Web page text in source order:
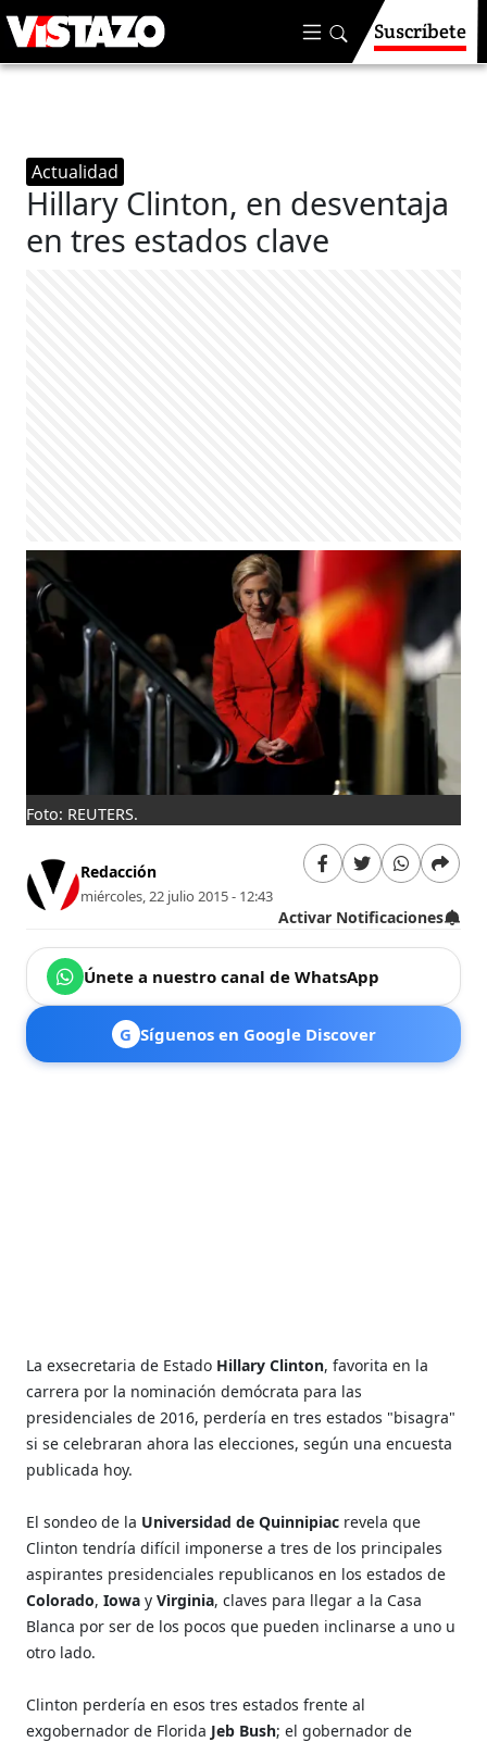
Suscríbete
Actualidad
Hillary Clinton, en desventaja
en tres estados clave
Foto: REUTERS.
Redacción
miércoles, 22 julio 2015 - 12:43
Activar Notificaciones
Únete a nuestro canal de WhatsApp
G Síguenos en Google Discover
La exsecretaria de Estado Hillary Clinton, favorita en la
carrera por la nominación demócrata para las
presidenciales de 2016, perdería en tres estados "bisagra"
si se celebraran ahora las elecciones, según una encuesta
publicada hoy.
El sondeo de la Universidad de Quinnipiac revela que
Clinton tendría difícil imponerse a tres de los principales
aspirantes presidenciales republicanos en los estados de
Colorado,Iowa yVirginia, claves para llegar a la Casa
Blanca por ser de los pocos que pueden inclinarse a uno u
otro lado.
Clinton perdería en esos tres estados frente al
exgobernador de Florida Jeb Bush; el gobernador de